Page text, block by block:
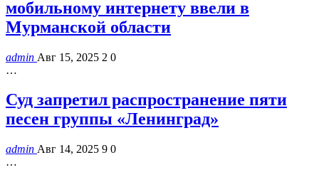
мобильному интернету ввели в
Мурманской области
admin Авг 15, 2025 2 0
…
Суд запретил распространение пяти
песен группы «Ленинград»
admin Авг 14, 2025 9 0
…